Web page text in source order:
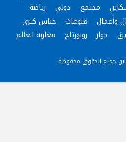
مجتمع دولي
رياضة
وأعمال منوعات
جناس كبرى
حوار روبورتاج مغاربة العالم